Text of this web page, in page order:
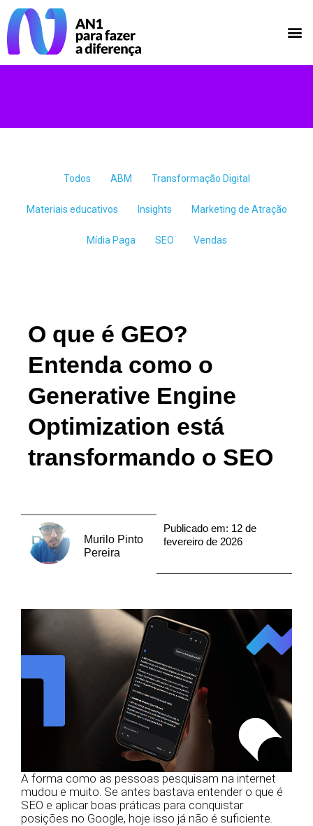
Todos ABM Transformação Digital
Materiais educativos Insights Marketing de Atração
Mídia Paga SEO Vendas
O que é GEO?
Entenda como o
Generative Engine
Optimization está
transformando o SEO
Murilo Pinto
Pereira
Publicado em: 12 de
fevereiro de 2026
A forma como as pessoas pesquisam na internet
mudou e muito. Se antes bastava entender o que é
SEO e aplicar boas práticas para conquistar
posições no Google, hoje isso já não é suficiente.